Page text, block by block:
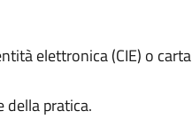
elettronica (CIE) o carta
pratica.